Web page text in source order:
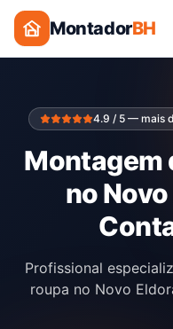
MontadorBH
4.9 / 5 — mais
Montagem
no
Profissional
roupa no Novo